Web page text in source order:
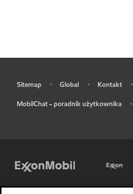
Sitemap • Global • Kontakt •
MobilChat - poradnik użytkownika •